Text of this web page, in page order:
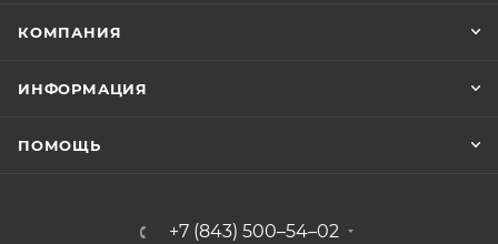
КОМПАНИЯ
ИНФОРМАЦИЯ
ПОМОЩЬ
+7 (843) 500–54–02